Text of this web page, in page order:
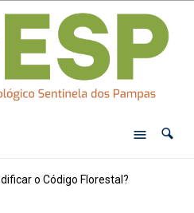
o Código Florestal?